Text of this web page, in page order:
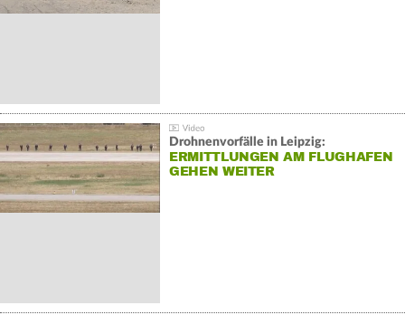
Drohnenvorfälle in Leipzig:
ERMITTLUNGEN AM FLUGHAFEN
GEHEN WEITER